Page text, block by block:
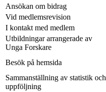
Ansökan om bidrag
Vid medlemsrevision
I kontakt med medlem
Utbildningar arrangerade av
Unga Forskare
Besök på hemsida
Sammanställning av statistik och
uppföljning